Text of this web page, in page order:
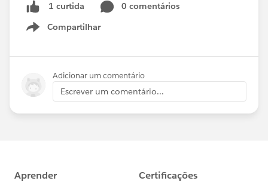
1 curtida
0 comentários
Compartilhar
Show menu
Adicionar um comentário
Escrever um comentário...